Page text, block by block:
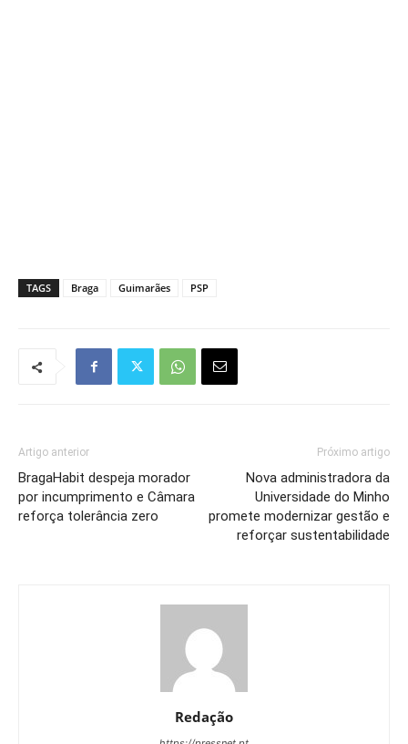
TAGS Braga Guimarães PSP
Artigo anterior
BragaHabit despeja morador
por incumprimento e Câmara
reforça tolerância zero
Próximo artigo
Nova administradora da
Universidade do Minho
promete modernizar gestão e
reforçar sustentabilidade
Redação